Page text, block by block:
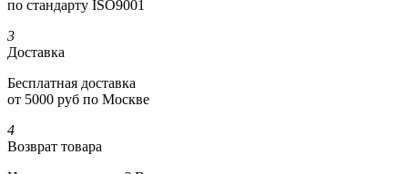
по стандарту ISO9001
3
Доставка
Бесплатная доставка
от 5000 руб по Москве
4
Возврат товара